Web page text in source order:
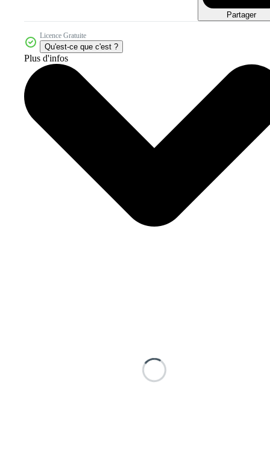
Partager
Licence Gratuite
Qu'est-ce que c'est ?
Plus d'infos